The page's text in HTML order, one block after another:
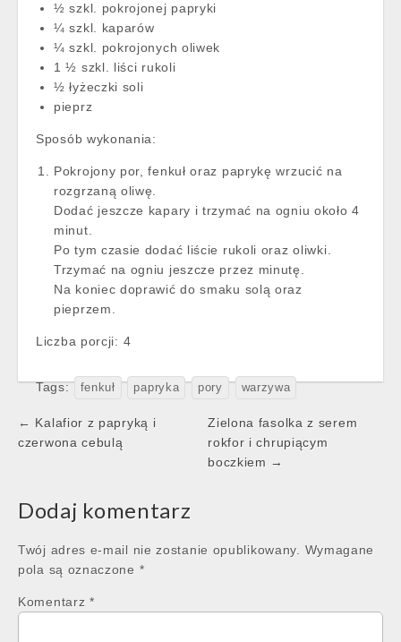
½ szkl. pokrojonej papryki
¼ szkl. kaparów
¼ szkl. pokrojonych oliwek
1 ½ szkl. liści rukoli
½ łyżeczki soli
pieprz
Sposób wykonania:
Pokrojony por, fenkuł oraz paprykę wrzucić na
rozgrzaną oliwę.
Dodać jeszcze kapary i trzymać na ogniu około 4
minut.
Po tym czasie dodać liście rukoli oraz oliwki.
Trzymać na ogniu jeszcze przez minutę.
Na koniec doprawić do smaku solą oraz
pieprzem.
Liczba porcji: 4
Tags: fenkuł papryka pory warzywa
Post
navigation
← Kalafior z papryką i
czerwona cebulą
Zielona fasolka z serem
rokfor i chrupiącym
boczkiem →
Dodaj komentarz
Twój adres e-mail nie zostanie opublikowany.
Wymagane
pola są oznaczone *
Komentarz *